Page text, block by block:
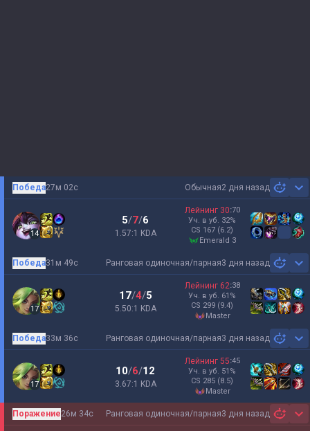
Обычная2 дня назад
Победа27м 02с
14
5/7/6
1.57:1 KDA
Лейнинг 30:70
Уч. в уб. 32%
CS 167 (6.2)
emerald 3
Ранговая одиночная/парная3 дня назад
Победа31м 49с
17
17/4/5
5.50:1 KDA
Лейнинг 62:38
Уч. в уб. 61 %
CS 299 (9.4)
master
Ранговая одиночная/парная3 дня назад
Победа33м 36с
17
10/6/12
3.67:1 KDA
Лейнинг 55:45
Уч. в уб. 51 %
CS 285 (8.5)
master
Ранговая одиночная/парная3 дня назад
Поражение26м 34с